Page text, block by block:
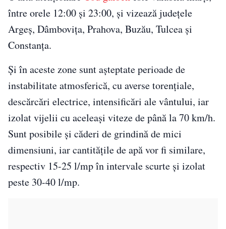
între orele 12:00 și 23:00, și vizează județele
Argeș, Dâmbovița, Prahova, Buzău, Tulcea și
Constanța.
Și în aceste zone sunt așteptate perioade de
instabilitate atmosferică, cu averse torențiale,
descărcări electrice, intensificări ale vântului, iar
izolat vijelii cu aceleași viteze de până la 70 km/h.
Sunt posibile și căderi de grindină de mici
dimensiuni, iar cantitățile de apă vor fi similare,
respectiv 15-25 l/mp în intervale scurte și izolat
peste 30-40 l/mp.